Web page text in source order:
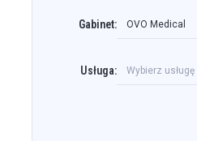
Gabinet: OVO Medical
Usługa: Wybierz usługę